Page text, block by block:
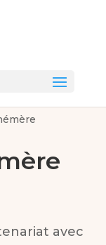
avec